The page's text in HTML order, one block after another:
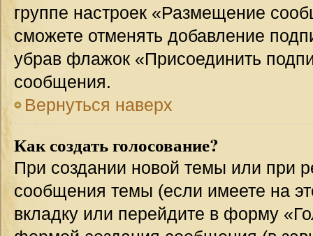
группе настроек «Размещение
сможете отменять добавление
убрав флажок «Присоединить
сообщения.
Вернуться наверх
Как создать голосование?
При создании новой темы или при
сообщения темы (если имеете на
вкладку или перейдите в форму